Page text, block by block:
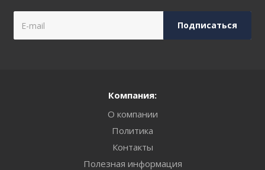
Компания:
О компании
Политика
Контакты
Полезная информация